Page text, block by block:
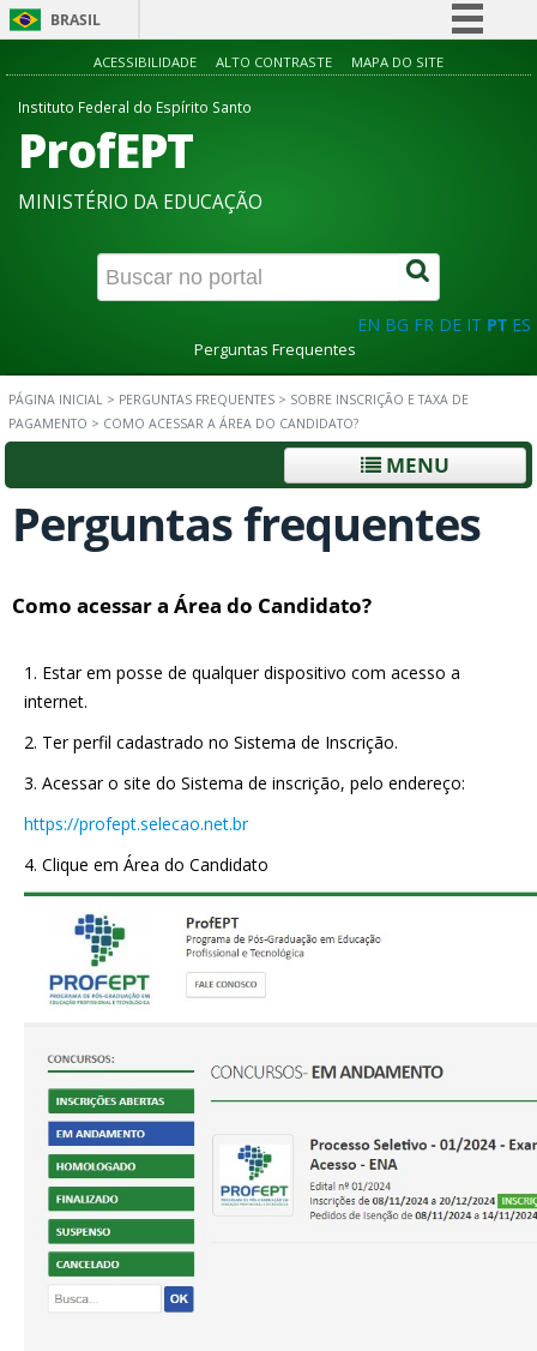
BRASIL
Simplifique!
Canais
ACESSIBILIDADE ALTO CONTRASTE MAPA DO SITE
Instituto Federal do Espírito Santo
ProfEPT
MINISTÉRIO DA EDUCAÇÃO
EN BG FR DE IT PT ES
Perguntas Frequentes
PÁGINA INICIAL > PERGUNTAS FREQUENTES > SOBRE INSCRIÇÃO E TAXA DE
PAGAMENTO > COMO ACESSAR A ÁREA DO CANDIDATO?
MENU
Perguntas frequentes
Como acessar a Área do Candidato?
1. Estar em posse de qualquer dispositivo com acesso a
internet.
2. Ter perfil cadastrado no Sistema de Inscrição.
3. Acessar o site do Sistema de inscrição, pelo endereço:
https://profept.selecao.net.br
4. Clique em Área do Candidato